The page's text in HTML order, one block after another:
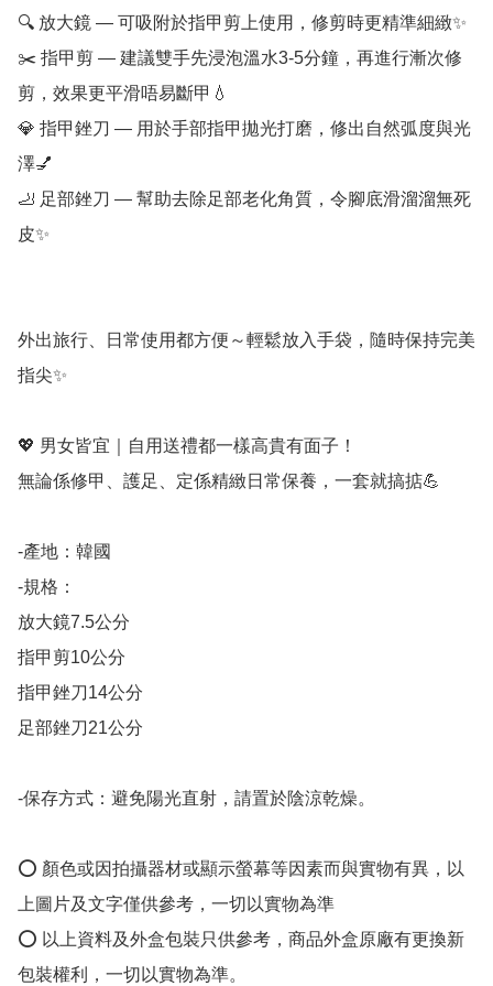
🔍 放大鏡 — 可吸附於指甲剪上使用，修剪時更精準細緻✨
✂️ 指甲剪 — 建議雙手先浸泡溫水3-5分鐘，再進行漸次修
剪，效果更平滑唔易斷甲💧
💎 指甲銼刀 — 用於手部指甲拋光打磨，修出自然弧度與光
澤💅
🦶 足部銼刀 — 幫助去除足部老化角質，令腳底滑溜溜無死
皮✨
外出旅行、日常使用都方便～輕鬆放入手袋，隨時保持完美
指尖✨
💖 男女皆宜｜自用送禮都一樣高貴有面子！
無論係修甲、護足、定係精緻日常保養，一套就搞掂💪
-產地：韓國
-規格：
放大鏡7.5公分
指甲剪10公分
指甲銼刀14公分
足部銼刀21公分
-保存方式：避免陽光直射，請置於陰涼乾燥。
⭕️ 顏色或因拍攝器材或顯示螢幕等因素而與實物有異，以
上圖片及文字僅供參考，一切以實物為準
⭕️ 以上資料及外盒包裝只供參考，商品外盒原廠有更換新
包裝權利，一切以實物為準。